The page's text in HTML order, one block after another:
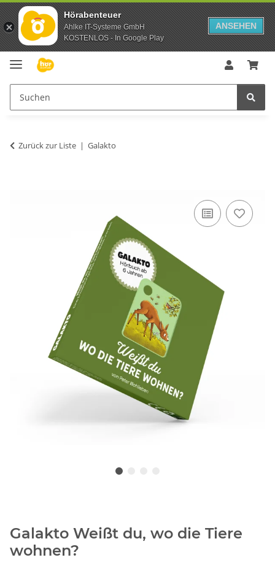
Hörabenteuer
Ahlke IT-Systeme GmbH
KOSTENLOS - In Google Play
ANSEHEN
Zurück zur Liste Galakto
Galakto Weißt du, wo die Tiere
wohnen?